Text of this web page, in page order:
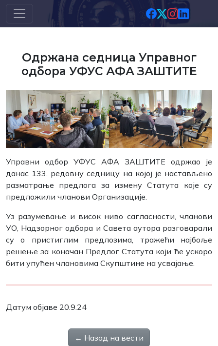
Скип то маин цонтент
Одржана седница Управног
одбора УФУС АФА ЗАШТИТЕ
Управни одбор УФУС АФА ЗАШТИТЕ одржао је
данас 133. редовну седницу на којој је настављено
разматрање предлога за измену Статута које су
предложили чланови Организације.
Уз разумевање и висок ниво сагласности, чланови
УО, Надзорног одбора и Савета аутора разговарали
су о пристиглим предлозима, тражећи најбоље
решење за коначан Предлог Статута који ће ускоро
бити упућен члановима Скупштине на усвајање.
Датум објаве 20.9.24
← Назад на вести